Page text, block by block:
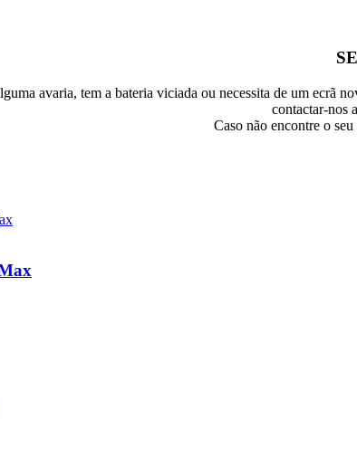
avaria, tem a bateria viciada ou necessita de um ecrã
contactar-nos
Caso não encontre o